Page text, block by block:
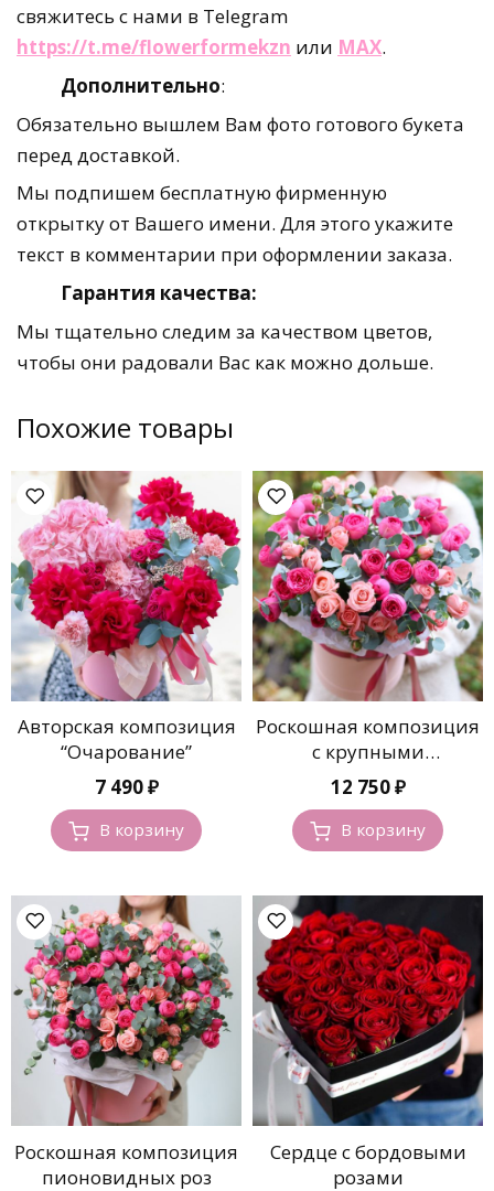
свяжитесь с нами в Telegram
https://t.me/flowerformekzn или MAX.
Дополнительно:
Обязательно вышлем Вам фото готового букета
перед доставкой.
Мы подпишем бесплатную фирменную
открытку от Вашего имени. Для этого укажите
текст в комментарии при оформлении заказа.
Гарантия качества:
Мы тщательно следим за качеством цветов,
чтобы они радовали Вас как можно дольше.
Похожие товары
Авторская композиция
“Очарование”
7 490₽
В корзину
Роскошная композиция
с крупными
пионовидными розами
12 750₽
В корзину
Роскошная композиция
пионовидных роз
Сердце с бордовыми
розами